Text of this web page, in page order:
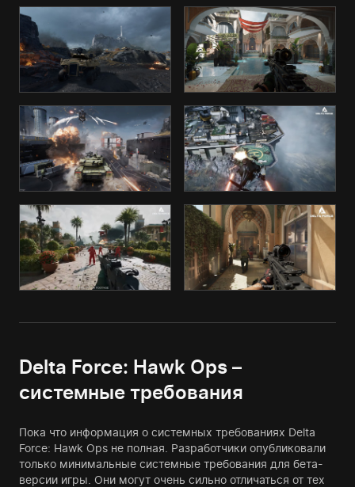
Delta Force: Hawk Ops –
системные требования
Пока что информация о системных требованиях Delta
Force: Hawk Ops не полная. Разработчики опубликовали
только минимальные системные требования для бета-
версии игры. Они могут очень сильно отличаться от тех